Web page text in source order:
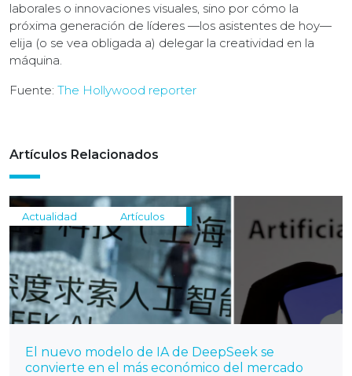
laborales o innovaciones visuales, sino por cómo la
próxima generación de líderes —los asistentes de hoy—
elija (o se vea obligada a) delegar la creatividad en la
máquina.
Fuente: The Hollywood reporter
Artículos Relacionados
Actualidad Artículos
El nuevo modelo de IA de DeepSeek se
convierte en el más económico del mercado